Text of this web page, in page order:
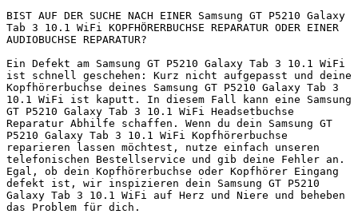
BIST AUF DER SUCHE NACH EINER Samsung GT P5210 Galaxy
Tab 3 10.1 WiFi KOPFHÖRERBUCHSE REPARATUR ODER EINER
AUDIOBUCHSE REPARATUR?
Ein Defekt am Samsung GT P5210 Galaxy Tab 3 10.1 WiFi
ist schnell geschehen: Kurz nicht aufgepasst und deine
Kopfhörerbuchse deines Samsung GT P5210 Galaxy Tab 3
10.1 WiFi ist kaputt. In diesem Fall kann eine Samsung
GT P5210 Galaxy Tab 3 10.1 WiFi Headsetbuchse
Reparatur Abhilfe schaffen. Wenn du dein Samsung GT
P5210 Galaxy Tab 3 10.1 WiFi Kopfhörerbuchse
reparieren lassen möchtest, nutze einfach unseren
telefonischen Bestellservice und gib deine Fehler an.
Egal, ob dein Kopfhörerbuchse oder Kopfhörer Eingang
defekt ist, wir inspizieren dein Samsung GT P5210
Galaxy Tab 3 10.1 WiFi auf Herz und Niere und beheben
das Problem für dich.